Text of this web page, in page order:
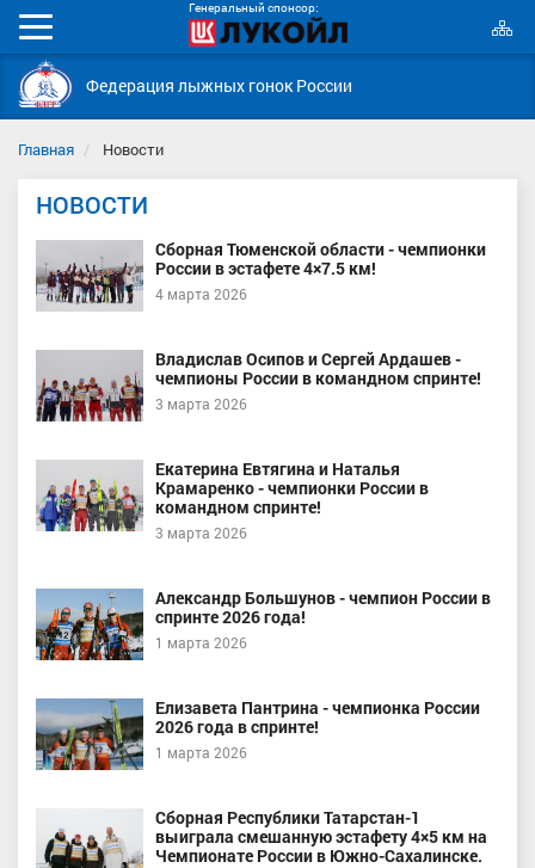
Генеральный спонсор:
Мобильное
меню
Федерация лыжных гонок России
Главная Новости
НОВОСТИ
Сборная Тюменской области - чемпионки
России в эстафете 4×7.5 км!
4 марта 2026
Владислав Осипов и Сергей Ардашев -
чемпионы России в командном спринте!
3 марта 2026
Екатерина Евтягина и Наталья
Крамаренко - чемпионки России в
командном спринте!
3 марта 2026
Александр Большунов - чемпион России в
спринте 2026 года!
1 марта 2026
Елизавета Пантрина - чемпионка России
2026 года в спринте!
1 марта 2026
Сборная Республики Татарстан-1
выиграла смешанную эстафету 4×5 км на
Чемпионате России в Южно-Сахалинске.